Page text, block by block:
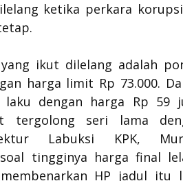
ketika perkara
ikut dilelang adalah
harga limit Rp 73.000.
dengan harga Rp 59
tergolong seri lama
Labuksi KPK,
tingginya harga final
HP jadul itu